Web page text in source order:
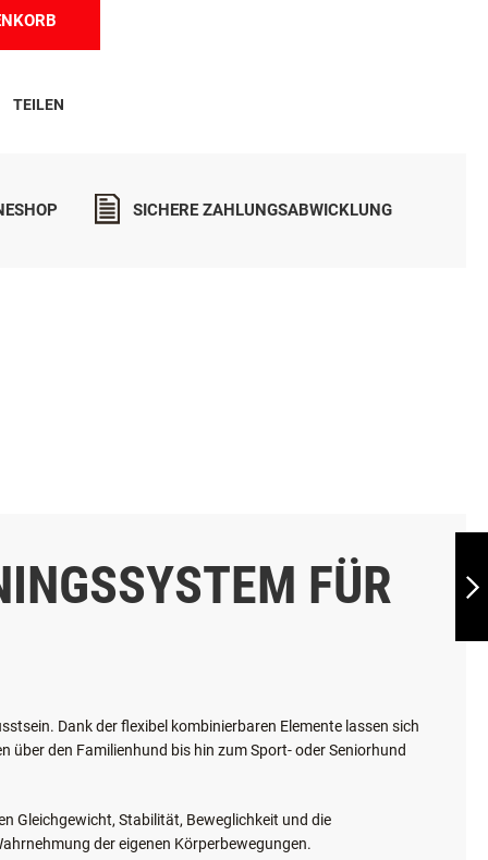
TEILEN
SICHERE ZAHLUNGSABWICKLUNG
FÜR
Dank der flexibel kombinierbaren Elemente lassen sich
den Familienhund bis hin zum Sport- oder Seniorhund
Gleichgewicht, Stabilität, Beweglichkeit und die
der eigenen Körperbewegungen.